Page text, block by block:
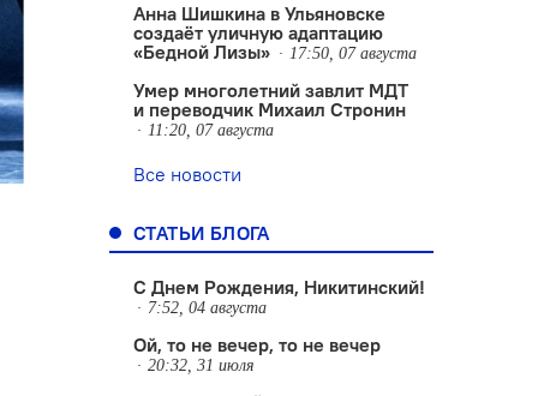
Анна Шишкина в Ульяновске
создаëт уличную адаптацию
«Бедной Лизы»
17:50, 07 августа
Умер многолетний завлит МДТ
и переводчик Михаил Стронин
11:20, 07 августа
Все новости
СТАТЬИ БЛОГА
С Днем Рождения, Никитинский!
7:52, 04 августа
Ой, то не вечер, то не вечер
20:32, 31 июля